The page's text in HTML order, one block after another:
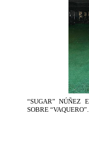
“SUGAR” NÚÑEZ
SOBRE “VAQUERO”...